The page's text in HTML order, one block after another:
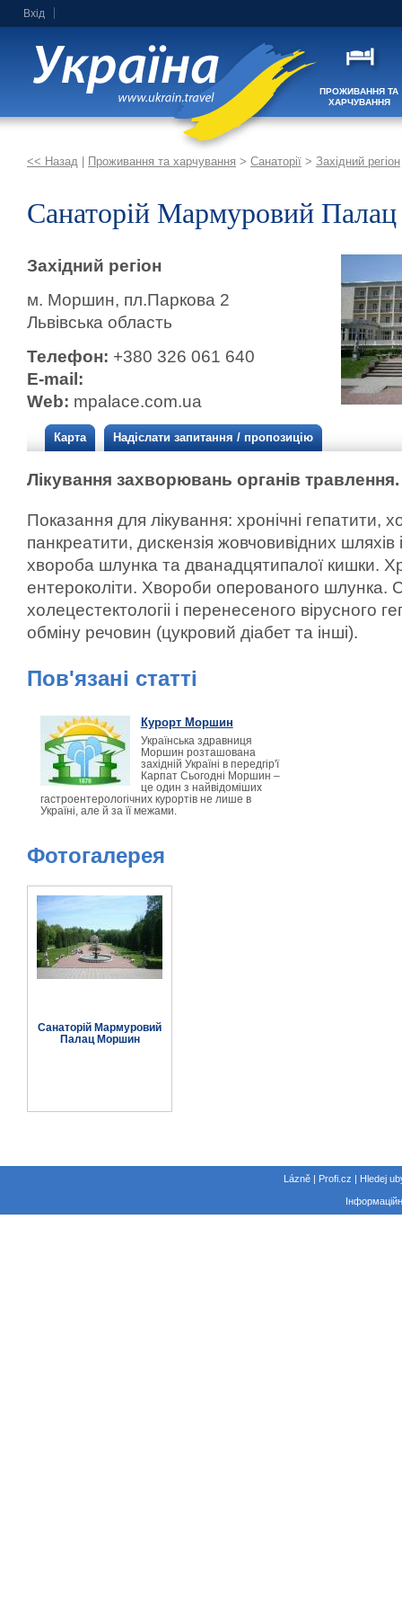
Вхід
ПРОЖИВАННЯ ТА
ХАРЧУВАННЯ
<< Назад Проживання та харчування > Санаторії > Західний регіон
Санаторій Мармуровий Палац
Західний регіон
м. Моршин, пл.Паркова 2
Львівська область
Телефон: +380 326 061 640
E-mail:
Web: mpalace.com.ua
Карта Надіслати запитання / пропозицію
Лікування захворювань органів травлення.
Показання для лікування: хронічні гепатити,
панкреатити, дискензія жовчовивідних
хвороба шлунка та дванадцятипалої кишки.
ентероколіти. Хвороби оперованого шлунка.
холецестектологіі і перенесеного вірусного
обміну речовин (цукровий діабет та інші).
Пов'язані статті
Курорт Моршин
Українська здравниця
Моршин розташована
західній Україні в передгір'ї
Карпат Сьогодні Моршин –
це один з найвідоміших
гастроентерологічних курортів не лише в
Україні, але й за її межами.
Фотогалерея
Санаторій Мармуровий
Палац Моршин
Lázně | Profi.cz | Hledej